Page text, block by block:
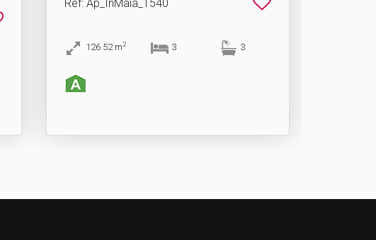
Ref: Ap_InMaia_1540
126.52 m2 3 3